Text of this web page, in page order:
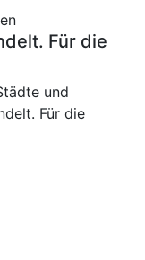
Für die
und
Für die